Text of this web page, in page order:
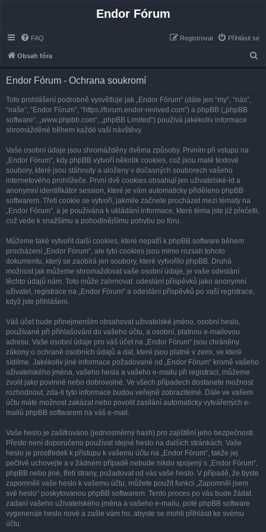
Endor Fórum
FAQ Přihlásit se
Registrovat
Obsah fóra
Endor Fórum - Ochrana soukromí
Toto prohlášení podrobně vysvětluje jak „Endor Fórum“ (dále jen “my”, “nás”,
“naše”, “Endor Fórum”, “https://forum.endor-revived.com”) a phpBB („phpBB
software“, „www.phpbb.com“, „phpBB Limited“) používá jakékoliv informace
shromážděné během každé vaší návštěvy.
Vaše osobní údaje jsou shromážděny dvěma způsoby. Prvním při vstupu na
„Endor Fórum“, kdy phpBB vytvoří několik cookies, což jsou malé textové
soubory, které jsou stáhnuty a uloženy v dočasných souborech vašeho
internetového prohlížeče. První dvě cookies obsahují jen uživatelské-id a
anonymní identifikátor session, které je vám automaticky přiděleno phpBB
softwarem. Třetí cookie se vytvoří, jakmile začnete procházet mezi tématy na
„Endor Fórum“, a je používána k ukládání informace, které téma jste již přečetli,
což vede k snažšímu a pohodlnějšímu pohybu po fóru.
Můžeme také vytvořit další cookies, které nepatří k phpBB software během
procházení „Endor Fórum“, ale tyto cookies jsou mimo rozsah tohoto
dokumentu, který se zaobírá jen soubory, které vytvořilo phpBB. Druhá
možnost jak můžeme shromažďovat vaše osobní údaje, je vaše odeslání
těchto údajů nám. Toto může zahrnovat: odeslání příspěvků jako anonymní
uživatel, registrace na „Endor Fórum“ a odeslání příspěvků po vaší registrace,
když jste přihlášeni.
Váš účet bude přinejmenším obsahovat uživatelské jméno, osobní heslo,
používané při přihlašování do vašeho účtu, a osobní, platnou e-mailovou
adresu. Vaše osobní údaje pro váš účet na „Endor Fórum“ jsou chráněny
zákony o ochraně osobních údajů a dat, které jsou platné v zemi, ve které
sídlíme. Jakékoliv jiné informace požadované od „Endor Fórum“ kromě vašeho
uživatelského jména, vašeho hesla a vašeho e-mailu při registraci, můžeme
zvolit jako povinné nebo dobrovolné. Ve všech případech dostanete možnost
rozhodnout, zda-li tyto informace budou veřejně zobrazitelné. Dále ve vašem
účtu máte možnost zakázat nebo povolit zasílání automaticky vytvářených e-
mailů phpBB softwarem na váš e-mail.
Vaše heslo je zašifrováno (jednosměrný hash) pro zajištění jeho bezpečnosti.
Přesto není doporučeno používat stejné heslo na dalších stránkách. Vaše
heslo je prostředek k přístupu k vašemu účtu na „Endor Fórum“, takže jej
pečlivě uchovejte a v žádném případě nebude nikdo spojený s „Endor Fórum“,
phpBB nebo jiné, třetí strany, požadovat od vás vaše heslo. V případě, že byste
zapomněli vaše heslo k vašemu účtu, můžete použít funkci „Zapomněl jsem
své heslo“ poskytovanou phpBB softwarem. Tento proces po vás bude žádat
zadaní vašeho uživatelského jména a vašeho e-mailu, poté phpBB software
vygeneruje heslo nové a zašle vám ho, abyste se mohli přihlásit ke svému
účtu.